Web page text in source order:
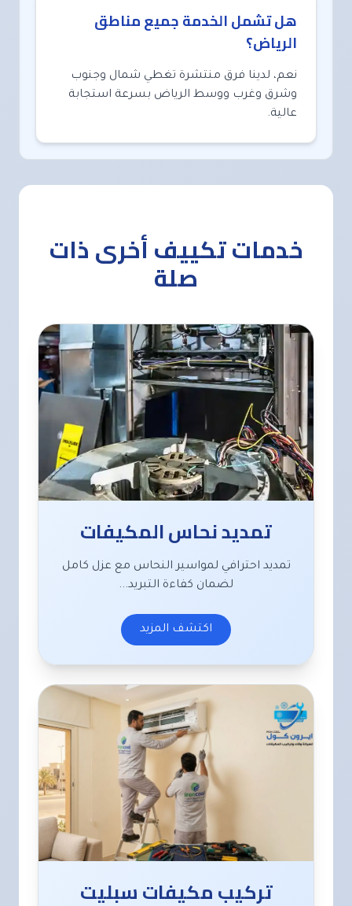
هل تشمل الخدمة جميع مناطق
الرياض؟
نعم، لدينا فرق منتشرة تغطي شمال وجنوب
وشرق وغرب ووسط الرياض بسرعة استجابة
عالية.
خدمات تكييف أخرى ذات
صلة
تمديد نحاس المكيفات
تمديد احترافي لمواسير النحاس مع عزل كامل
لضمان كفاءة التبريد...
اكتشف المزيد
تركيب مكيفات سبليت